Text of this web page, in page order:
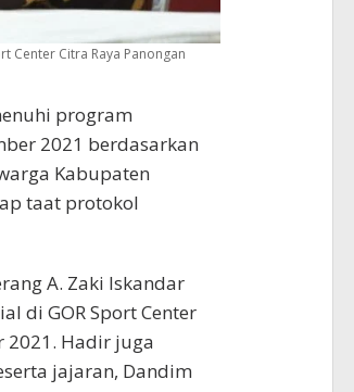
Center Citra Raya Panongan
program
2021 berdasarkan
Kabupaten
taat protokol
A. Zaki Iskandar
di GOR Sport Center
2021. Hadir juga
jajaran, Dandim